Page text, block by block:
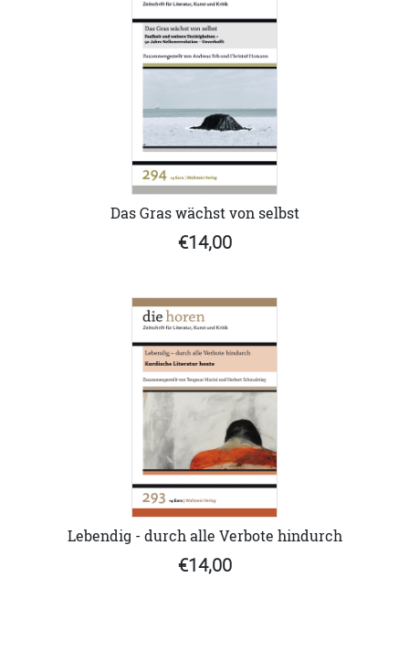
Das Gras wächst von selbst
€14,00
Lebendig - durch alle Verbote hindurch
€14,00